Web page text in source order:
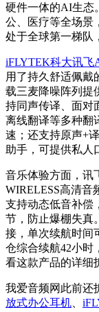
硬件一体的AI生态
公、医疗等全场景
处于全球第一梯队
iFLYTEK科大讯飞
用了持久舒适佩戴
载三麦降噪阵列提
持同声传译、面对
离线翻译等多种翻
速；还支持原声+
助手，可提供私人
音乐体验方面，讯
WIRELESS高清音
支持动态低音补偿
节，防止爆棚失真
接，单次续航时间
仓综合续航42小时
看这款产品的详细
我爱音频网此前还
放式办公耳机